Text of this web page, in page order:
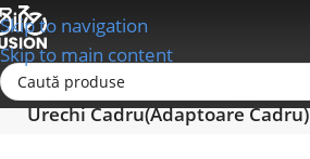
Skip to navigation
Skip to main content
Prima pagină
Urechi Cadru(Adaptoare Cadru)